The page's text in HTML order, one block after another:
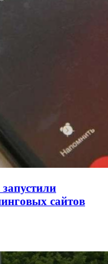
в Центральном
переполох“
экспорт:
долларов
сайтов